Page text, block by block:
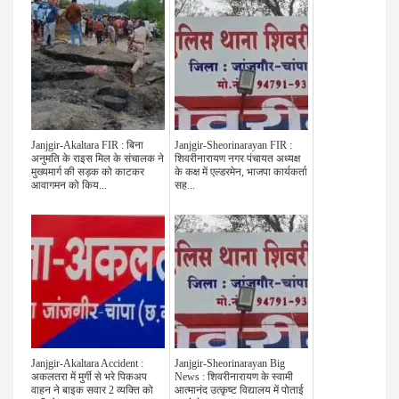
Janjgir-Akaltara FIR : बिना
अनुमति के राइस मिल के संचालक ने
मुख्यमार्ग की सड़क को काटकर
आवागमन को किय...
Janjgir-Sheorinarayan FIR :
शिवरीनारायण नगर पंचायत अध्यक्ष
के कक्ष में एल्डरमेन, भाजपा कार्यकर्ता
सह...
Janjgir-Akaltara Accident :
अकलतरा में मुर्गी से भरे पिकअप
वाहन ने बाइक सवार 2 व्यक्ति को
Janjgir-Sheorinarayan Big
News : शिवरीनारायण के स्वामी
आत्मानंद उत्कृष्ट विद्यालय में पोताई